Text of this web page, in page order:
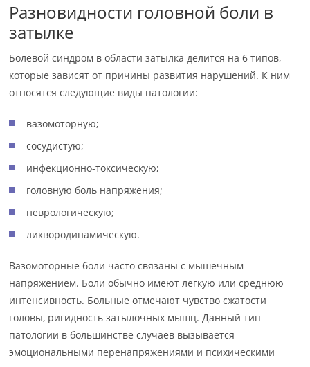
Разновидности головной боли в
затылке
Болевой синдром в области затылка делится на 6 типов,
которые зависят от причины развития нарушений. К ним
относятся следующие виды патологии:
вазомоторную;
сосудистую;
инфекционно-токсическую;
головную боль напряжения;
неврологическую;
ликвородинамическую.
Вазомоторные боли часто связаны с мышечным
напряжением. Боли обычно имеют лёгкую или среднюю
интенсивность. Больные отмечают чувство сжатости
головы, ригидность затылочных мышц. Данный тип
патологии в большинстве случаев вызывается
эмоциональными перенапряжениями и психическими